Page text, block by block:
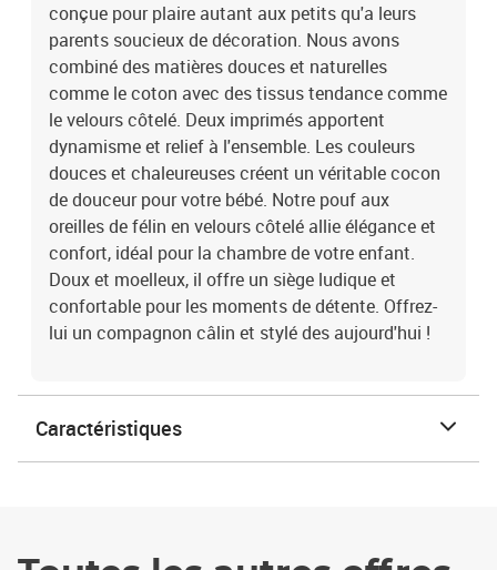
conçue pour plaire autant aux petits qu'a leurs
parents soucieux de décoration. Nous avons
combiné des matières douces et naturelles
comme le coton avec des tissus tendance comme
le velours côtelé. Deux imprimés apportent
dynamisme et relief à l'ensemble. Les couleurs
douces et chaleureuses créent un véritable cocon
de douceur pour votre bébé. Notre pouf aux
oreilles de félin en velours côtelé allie élégance et
confort, idéal pour la chambre de votre enfant.
Doux et moelleux, il offre un siège ludique et
confortable pour les moments de détente. Offrez-
lui un compagnon câlin et stylé des aujourd'hui !
Caractéristiques